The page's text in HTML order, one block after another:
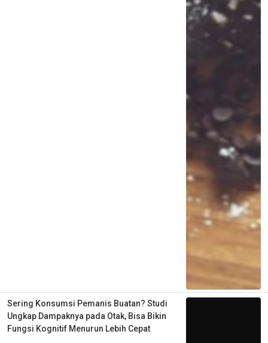
Sering Konsumsi Pemanis Buatan? Studi
Ungkap Dampaknya pada Otak, Bisa Bikin
Fungsi Kognitif Menurun Lebih Cepat